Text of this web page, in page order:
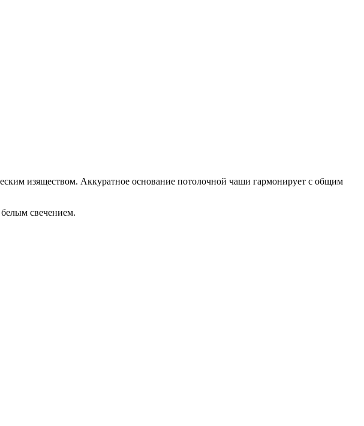
изяществом. Аккуратное основание потолочной чаши гармонирует с общим
свечением.